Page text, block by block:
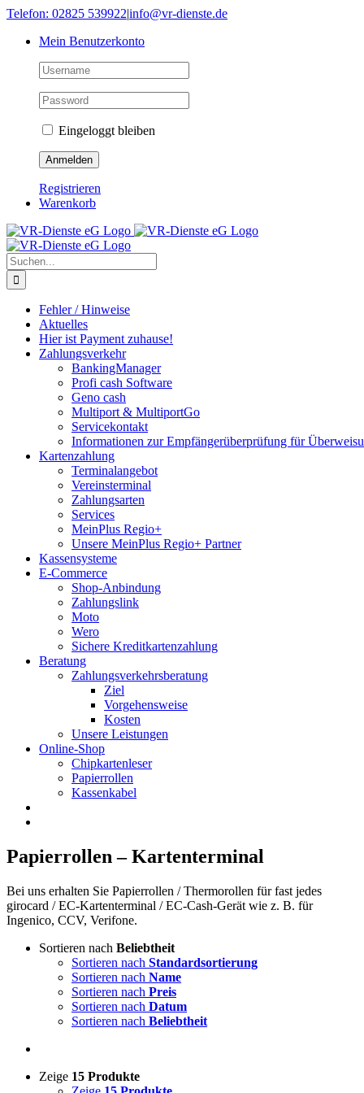
Skip
content
Telefon: 02825 539922|info@vr-dienste.de
Mein Benutzerkonto
Eingeloggt bleiben
Registrieren
Warenkorb
Suche
nach:
Fehler / Hinweise
Aktuelles
Hier ist Payment zuhause!
Zahlungsverkehr
BankingManager
Profi cash Software
Geno cash
Multiport & MultiportGo
Servicekontakt
Informationen zur Empfängerüberprüfung für
Kartenzahlung
Terminalangebot
Vereinsterminal
Zahlungsarten
Services
MeinPlus Regio+
Unsere MeinPlus Regio+ Partner
Kassensysteme
E-Commerce
Shop-Anbindung
Zahlungslink
Moto
Wero
Sichere Kreditkartenzahlung
Beratung
Zahlungsverkehrsberatung
Ziel
Vorgehensweise
Kosten
Unsere Leistungen
Online-Shop
Chipkartenleser
Papierrollen
Kassenkabel
Papierrollen – Kartenterminal
Bei uns erhalten Sie Papierrollen / Thermorollen für fast jedes
girocard / EC-Kartenterminal / EC-Cash-Gerät wie z. B. für
Ingenico, CCV, Verifone.
Sortieren nach Beliebtheit
Sortieren nach Standardsortierung
Sortieren nach Name
Sortieren nach Preis
Sortieren nach Datum
Sortieren nach Beliebtheit
Zeige 15 Produkte